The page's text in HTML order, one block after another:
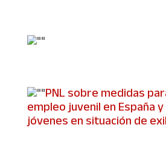
PNL sobre medidas
empleo juvenil en España
jóvenes en situación de